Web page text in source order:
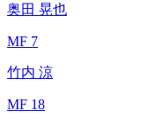
奥田 晃也
MF 7
竹内 涼
MF 18